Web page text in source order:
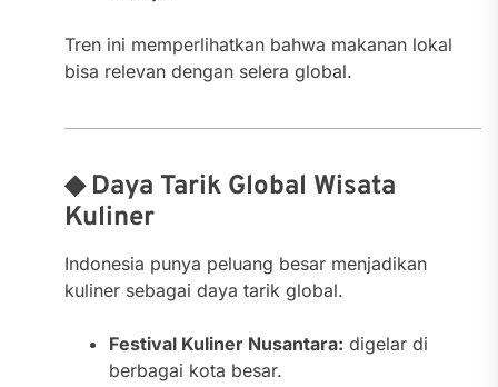
Tren ini memperlihatkan bahwa makanan lokal
bisa relevan dengan selera global.
◆ Daya Tarik Global Wisata
Kuliner
Indonesia punya peluang besar menjadikan
kuliner sebagai daya tarik global.
Festival Kuliner Nusantara: digelar di
berbagai kota besar.